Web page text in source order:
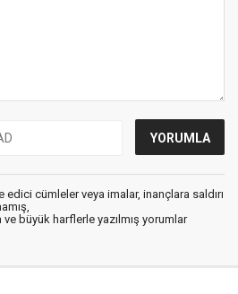
edici cümleler veya imalar, inançlara saldırı
büyük harflerle yazılmış yorumlar